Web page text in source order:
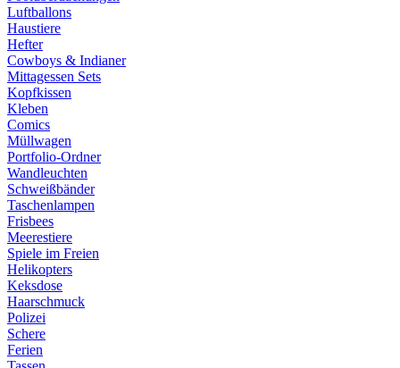
Luftballons
Haustiere
Hefter
Cowboys & Indianer
Mittagessen Sets
Kopfkissen
Kleben
Comics
Müllwagen
Portfolio-Ordner
Wandleuchten
Schweißbänder
Taschenlampen
Frisbees
Meerestiere
Spiele im Freien
Helikopters
Keksdose
Haarschmuck
Polizei
Schere
Ferien